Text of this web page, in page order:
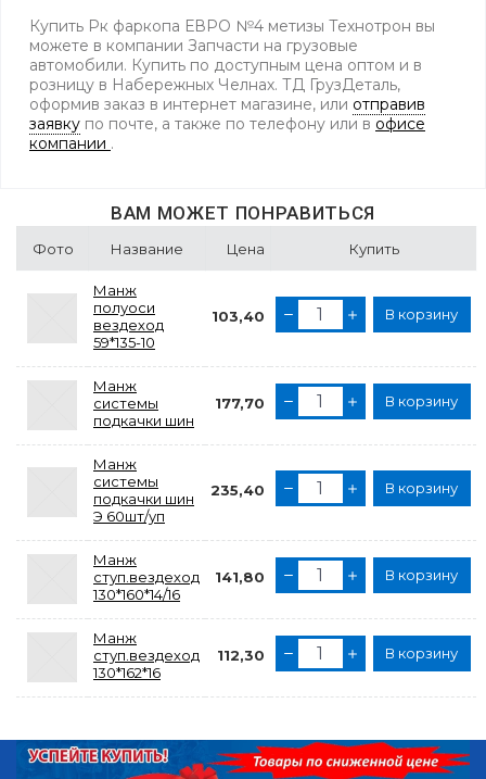
Купить Рк фаркопа ЕВРО №4 метизы Технотрон вы
можете в компании Запчасти на грузовые
автомобили. Купить по доступным цена оптом и в
розницу в Набережных Челнах. ТД ГрузДеталь,
оформив заказ в интернет магазине, или отправив
заявку по почте, а также по телефону или в офисе
компании .
ВАМ МОЖЕТ ПОНРАВИТЬСЯ
Фото Название Цена Купить
Манж
полуоси
вездеход
59*135-10
103,40 В корзину
Манж
системы
подкачки шин
177,70 В корзину
Манж
системы
подкачки шин
Э 60шт/уп
235,40 В корзину
Манж
ступ.вездеход
130*160*14/16
141,80 В корзину
Манж
ступ.вездеход
130*162*16
112,30 В корзину